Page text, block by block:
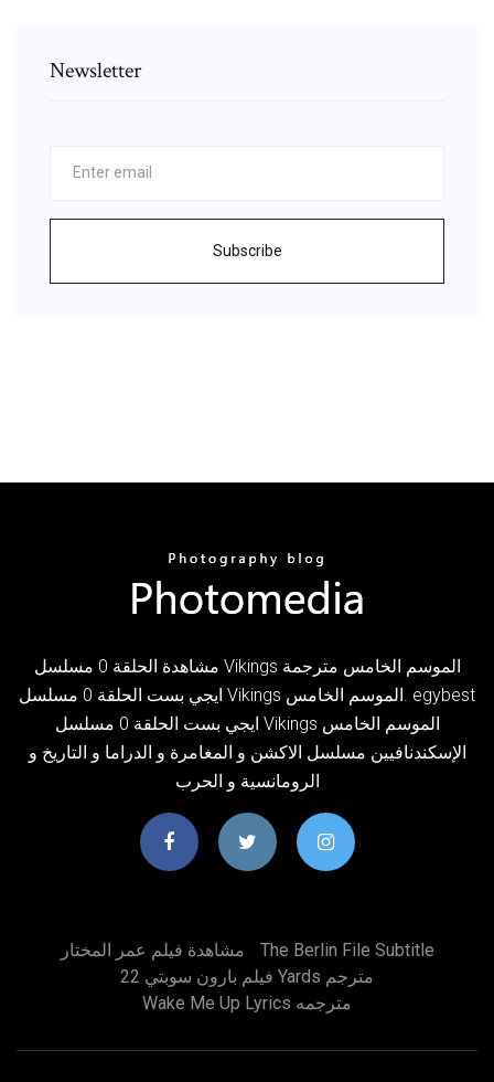
Newsletter
Subscribe
مشاهدة الحلقة 0 مسلسل Vikings الموسم الخامس مترجمة
ايجي بست الحلقة 0 مسلسل Vikings الموسم الخامس. egybest
ايجي بست الحلقة 0 مسلسل Vikings الموسم الخامس
الإسكندنافيين مسلسل الاكشن و المغامرة و الدراما و التاريخ و
الرومانسية و الحرب
مشاهدة فيلم عمر المختار
The Berlin File Subtitle
فيلم بارون سوبتي 22 Yards مترجم
Wake Me Up Lyrics مترجمه